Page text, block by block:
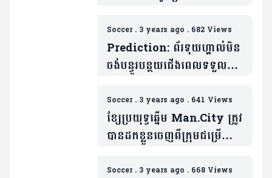
ជើងទី១
Soccer. 3 years ago . 682 Views
Prediction: ព័រទុយហ្គាល់មិន
ចង់បន្ធូរបន្ថយជើងពេលទទួល
ចង់បង្កើតកំនត់ត្រាបន្ត
Soccer. 3 years ago . 641 Views
ខ្សែប្រយុទ្ធឆ្នើម Man.City ត្រូវ
បានដកខ្លួនចេញពីក្រុមជម្រើ
Soccer. 3 years ago . 668 Views